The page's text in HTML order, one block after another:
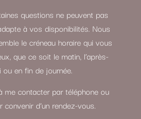
questions ne peuvent pas
à vos disponibilités. Nous
le créneau horaire qui vous
que ce soit le matin, l’après-
ou en fin de journée.
me contacter par téléphone ou
convenir d’un rendez-vous.